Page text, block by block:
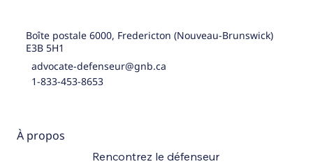
Boîte postale 6000, Fredericton (Nouveau-Brunswick)
E3B 5H1
advocate-defenseur@gnb.ca
1-833-453-8653
À propos
Rencontrez le défenseur